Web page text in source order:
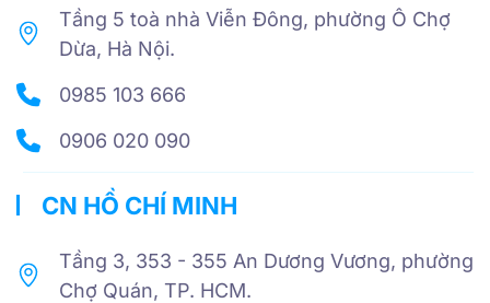
Tầng 5 toà nhà Viễn Đông, phường Ô Chợ
Dừa, Hà Nội.
0985 103 666
0906 020 090
CN HỒ CHÍ MINH
Tầng 3, 353 - 355 An Dương Vương, phường
Chợ Quán, TP. HCM.